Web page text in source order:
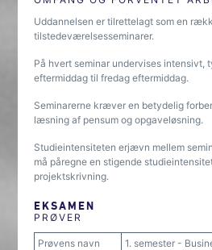
Uddannelsen er tilrettelagt som en
tilstedeværelsesseminarer.
På hvert seminar undervises intensivt,
eftermiddag til fredag eftermiddag.
Seminarerne kræver en betydelig
læsning af pensum og opgaveløsning.
Studieintensiteten erjævn mellem
må påregne en stigende
projektskrivning.
EKSAMEN
PRØVER
Prøvens navn 1. semester -